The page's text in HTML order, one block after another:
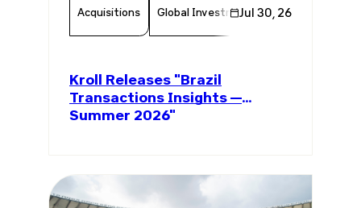
Acquisitions Global Investments Invest In Brazil
Jul 30, 26
Kroll Releases "Brazil
Transactions Insights —
Summer 2026"